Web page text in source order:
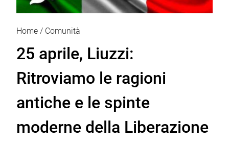
Home Comunità
25 aprile, Liuzzi:
Ritroviamo le ragioni
antiche e le spinte
moderne della Liberazione